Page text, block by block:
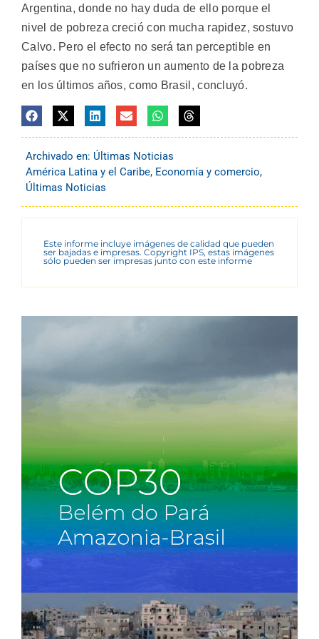
Argentina, donde no hay duda de ello porque el
nivel de pobreza creció con mucha rapidez, sostuvo
Calvo. Pero el efecto no será tan perceptible en
países que no sufrieron un aumento de la pobreza
en los últimos años, como Brasil, concluyó.
Archivado en: Últimas Noticias
América Latina y el Caribe, Economía y comercio,
Últimas Noticias
Este informe incluye imágenes de calidad que pueden
ser bajadas e impresas. Copyright IPS, estas imágenes
sólo pueden ser impresas junto con este informe